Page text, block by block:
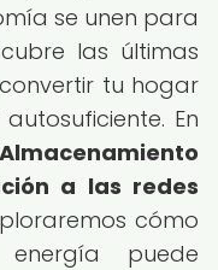
se unen para
las últimas
tu hogar
En
Almacenamiento
a las redes
cómo
puede